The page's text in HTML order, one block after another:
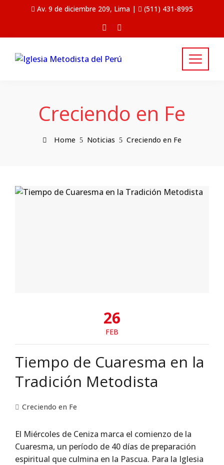
Av. 9 de diciembre 209, Lima | (511) 431-8995
Creciendo en Fe
Home Noticias Creciendo en Fe
26
FEB
Tiempo de Cuaresma en la
Tradición Metodista
Creciendo en Fe
El Miércoles de Ceniza marca el comienzo de la
Cuaresma, un período de 40 días de preparación
espiritual que culmina en la Pascua. Para la Iglesia